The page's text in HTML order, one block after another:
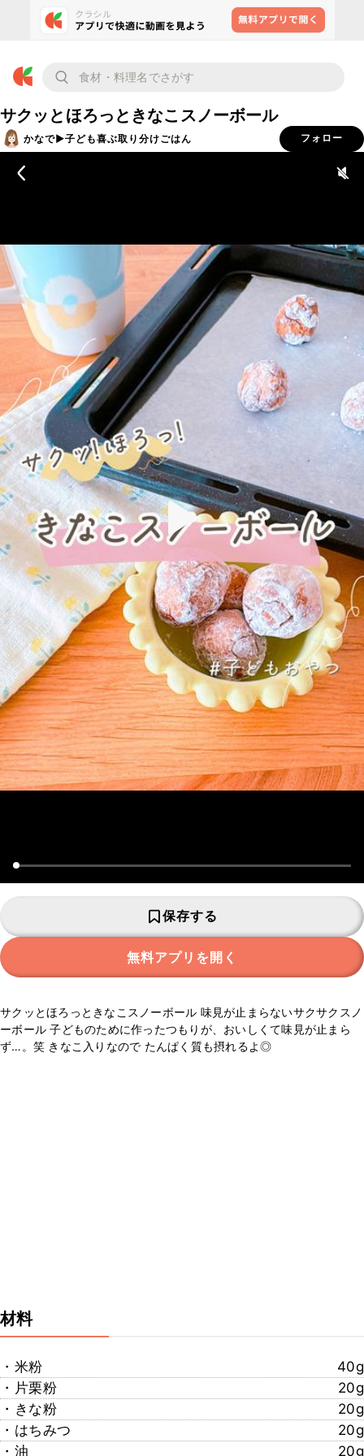
サクッとほろっときなこスノーボール
かなで▶︎子ども喜ぶ取り分けごはん フォロー
保存する
無料アプリを開く
サクッとほろっときなこスノーボール 味見が止まらないサクサクスノ
ーボール 子どものために作ったつもりが、おいしくて味見が止まら
ず…。笑 きなこ入りなので たんぱく質も摂れるよ◎
材料
・米粉
40g
・片栗粉
20g
・きな粉
20g
・はちみつ
20g
・油
20g